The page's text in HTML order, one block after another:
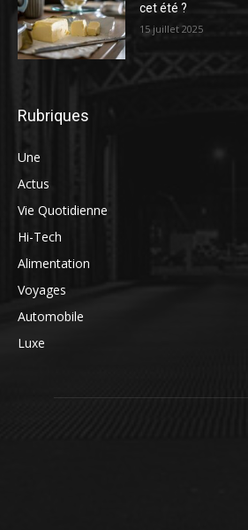
cet été ?
15 juillet 2025
Rubriques
Une
Actus
Vie Quotidienne
Hi-Tech
Alimentation
Voyages
Automobile
Luxe